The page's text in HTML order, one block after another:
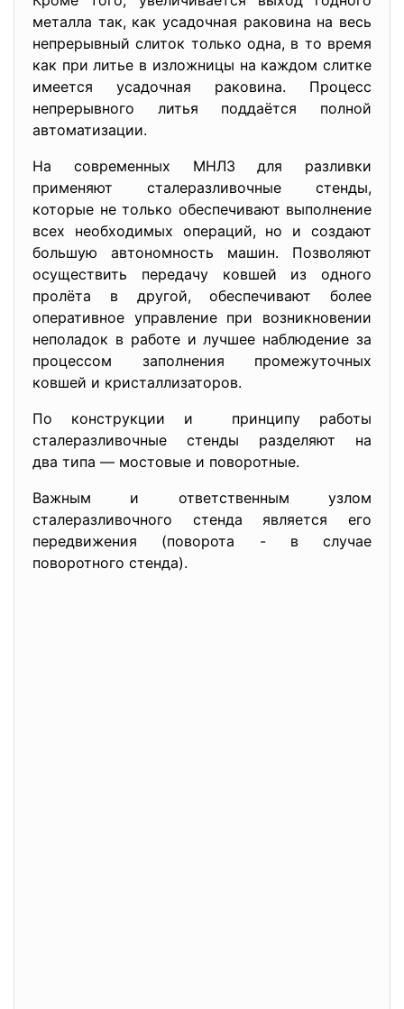
металла так, как усадочная раковина на весь
непрерывный слиток только одна, в то время
как при литье в изложницы на каждом слитке
имеется усадочная раковина. Процесс
непрерывного литья поддаётся полной
автоматизации.
На современных МНЛЗ для разливки
применяют сталеразливочные стенды,
которые не только обеспечивают выполнение
всех необходимых операций, но и создают
большую автономность машин. Позволяют
осуществить передачу ковшей из одного
пролёта в другой, обеспечивают более
оперативное управление при возникновении
неполадок в работе и лучшее наблюдение за
процессом заполнения промежуточных
ковшей и кристаллизаторов.
По конструкции и принципу работы
сталеразливочные стенды разделяют на
два типа — мостовые и поворотные.
Важным и ответственным узлом
сталеразливочного стенда является его
передвижения (поворота - в случае
поворотного стенда).